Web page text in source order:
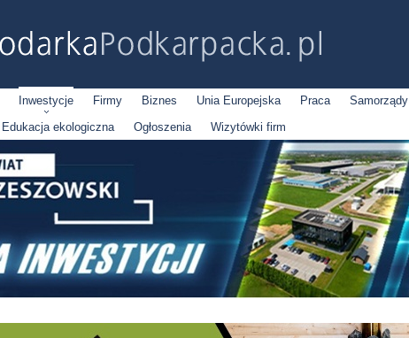
Inwestycje Firmy Biznes Unia Europejska Praca Samorządy
Edukacja ekologiczna Ogłoszenia Wizytówki firm